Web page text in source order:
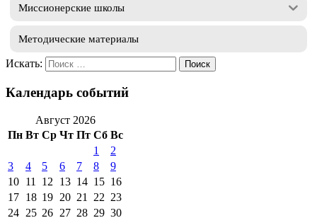
Миссионерские школы
Методические материалы
Искать:
Календарь событий
Август 2026
Пн Вт Ср Чт Пт Сб Вс
1
2
3
4 5 6 7 8
9
10 11 12 13 14 15 16
17 18 19 20 21 22 23
24 25 26 27 28 29 30